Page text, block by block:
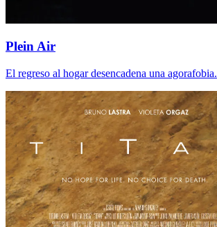
Plein Air
El regreso al hogar desencadena una agorafobia.